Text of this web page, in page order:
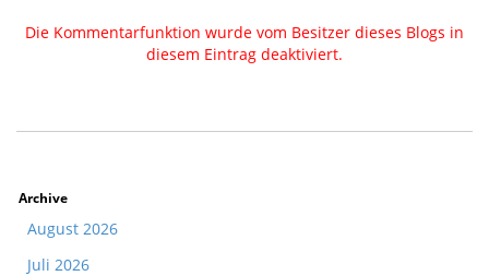
Die Kommentarfunktion wurde vom Besitzer dieses Blogs in
diesem Eintrag deaktiviert.
Archive
August 2026
Juli 2026